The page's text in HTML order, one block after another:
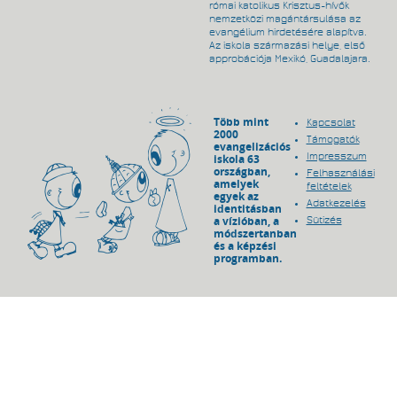
római katolikus Krisztus-hívők
nemzetközi magántársulása az
evangélium hirdetésére alapítva.
Az iskola származási helye, első
approbációja Mexikó, Guadalajara.
Több mint
2000
evangelizációs
iskola 63
országban,
amelyek
egyek az
identitásban
a vízióban, a
módszertanban
és a képzési
programban.
Kapcsolat
Támogatók
Impresszum
Felhasználási
feltételek
Adatkezelés
Sütizés